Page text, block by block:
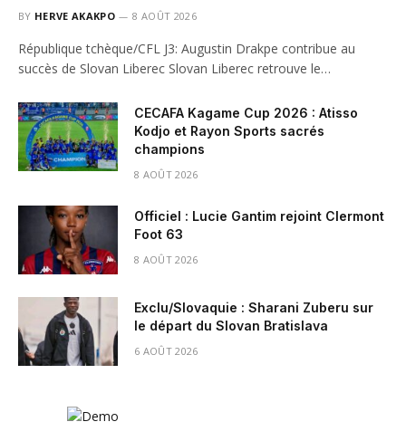
BY HERVE AKAKPO 8 AOÛT 2026
République tchèque/CFL J3: Augustin Drakpe contribue au
succès de Slovan Liberec Slovan Liberec retrouve le…
CECAFA Kagame Cup 2026 : Atisso
Kodjo et Rayon Sports sacrés
champions
8 AOÛT 2026
Officiel : Lucie Gantim rejoint Clermont
Foot 63
8 AOÛT 2026
Exclu/Slovaquie : Sharani Zuberu sur
le départ du Slovan Bratislava
6 AOÛT 2026